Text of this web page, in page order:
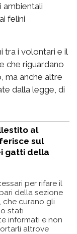
ambientali
felini
tra i volontari e il
che riguardano
ma anche altre
dalla legge, di
al
sul
gatti della
per rifare il
della sezione
che curano gli
stati
informati e non
altrove